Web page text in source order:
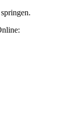
springen.